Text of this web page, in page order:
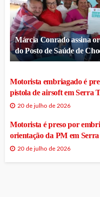
Márcia Conrado assina
do Posto de Saúde de
Motorista embriagado é
pistola de airsoft em Serra
20 de julho de 2026
Motorista é preso por
orientação da PM em
20 de julho de 2026